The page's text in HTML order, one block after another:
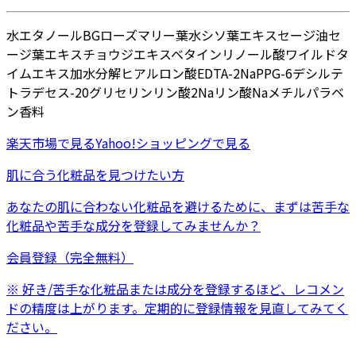
水エタノールBGローズマリー葉水シソ葉エキスセージ油セ
ージ葉エキスチョウジエキスベタインリノール酸ワイルドタ
イムエキス加水分解ヒアルロン酸EDTA-2NaPPG-6デシルテ
トラデセス-20グリセリンリン酸2Naリン酸Naメチルパラベ
ン香料
楽天市場で見るYahoo!ショッピングで見る
肌に合う化粧品を見つけたい方
あなたの肌に合わない化粧品を避けるために、まずは苦手な
化粧品や苦手な成分を登録してみませんか？
会員登録（完全無料）
※ 好き/苦手な化粧品または成分を登録するほど、レコメン
ドの精度は上がります。定期的に登録情報を見直してみてく
ださい。